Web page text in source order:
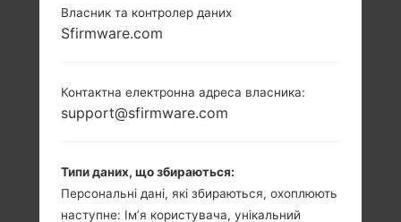
Власник та контролер даних
Sfirmware.com
Контактна електронна адреса власника:
support@sfirmware.com
Типи даних, що збираються:
Персональні дані, які збираються, охоплюють
наступне: Ім’я користувача, унікальний